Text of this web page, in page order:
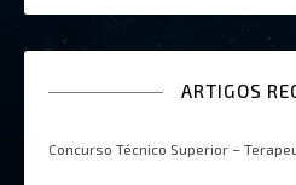
ARTIGOS
Concurso Técnico Superior –